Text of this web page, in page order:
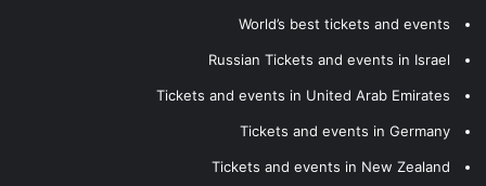
World’s best tickets and events
Russian Tickets and events in Israel
Tickets and events in United Arab Emirates
Tickets and events in Germany
Tickets and events in New Zealand